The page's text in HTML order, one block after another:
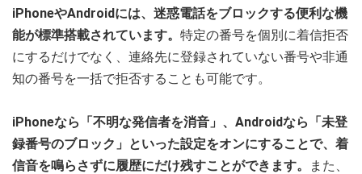
iPhoneやAndroidには、迷惑電話をブロックする便利な機
能が標準搭載されています。 特定の番号を個別に着信拒否
にするだけでなく、連絡先に登録されていない番号や非通
知の番号を一括で拒否することも可能です。
iPhoneなら「不明な発信者を消音」、Androidなら「未登
録番号のブロック」といった設定をオンにすることで、着
信音を鳴らさずに履歴にだけ残すことができます。
また、